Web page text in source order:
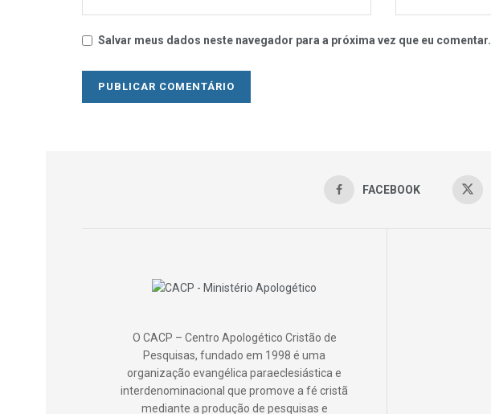
Salvar meus dados neste navegador para a próxima vez que eu comentar.
FACEBOOK
O CACP – Centro Apologético Cristão de
Pesquisas, fundado em 1998 é uma
organização evangélica paraeclesiástica e
interdenominacional que promove a fé cristã
mediante a produção de pesquisas e